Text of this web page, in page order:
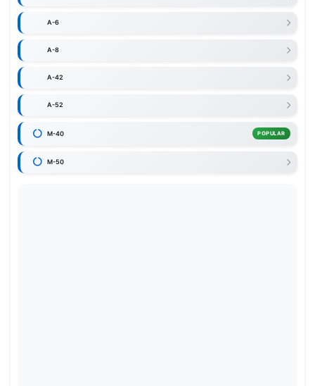
A-6
A-8
A-42
A-52
M-40 POPULAR
M-50